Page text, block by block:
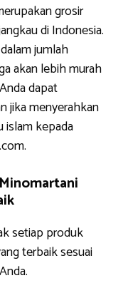
grosir
di Indonesia.
jumlah
akan lebih murah
dapat
jika menyerahkan
islam kepada
setiap produk
terbaik sesuai